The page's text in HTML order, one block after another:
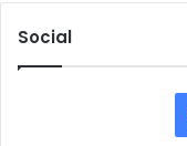
Social